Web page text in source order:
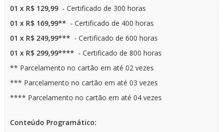
01 x R$ 129,99 - Certificado de 300 horas
01 x R$ 169,99** - Certificado de 400 horas
01 x R$ 249,99*** - Certificado de 600 horas
01 x R$ 299,99**** - Certificado de 800 horas
** Parcelamento no cartão em até 02 vezes
*** Parcelamento no cartão em até 03 vezes
**** Parcelamento no cartão em até 04 vezes
Conteúdo Programático: